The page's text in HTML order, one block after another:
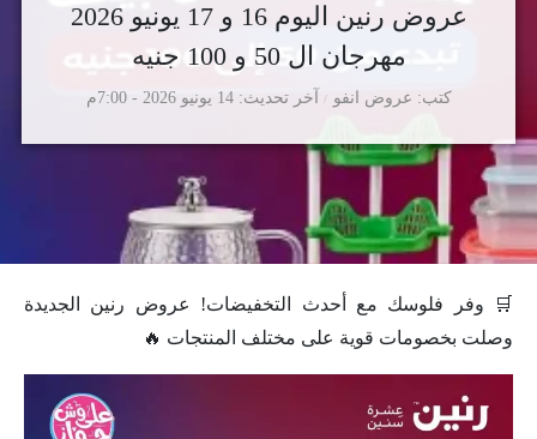
عروض رنين اليوم 16 و 17 يونيو 2026
مهرجان ال 50 و 100 جنيه
كتب عروض انفو آخر تحديث 14 يونيو 2026 - 7:00م
🛒 وفر فلوسك مع أحدث التخفيضات! عروض رنين الجديدة
وصلت بخصومات قوية على مختلف المنتجات 🔥